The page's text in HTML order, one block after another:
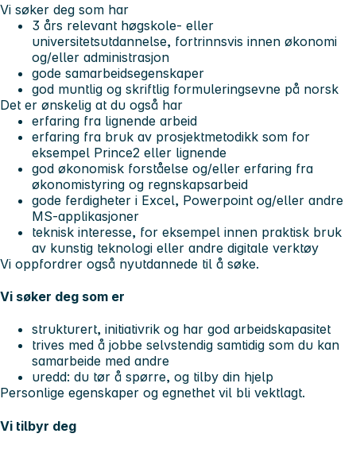
Vi søker deg som har
3 års relevant høgskole- eller
universitetsutdannelse, fortrinnsvis innen økonomi
og/eller administrasjon
gode samarbeidsegenskaper
god muntlig og skriftlig formuleringsevne på norsk
Det er ønskelig at du også har
erfaring fra lignende arbeid
erfaring fra bruk av prosjektmetodikk som for
eksempel Prince2 eller lignende
god økonomisk forståelse og/eller erfaring fra
økonomistyring og regnskapsarbeid
gode ferdigheter i Excel, Powerpoint og/eller andre
MS-applikasjoner
teknisk interesse, for eksempel innen praktisk bruk
av kunstig teknologi eller andre digitale verktøy
Vi oppfordrer også nyutdannede til å søke.
Vi søker deg som er
strukturert, initiativrik og har god arbeidskapasitet
trives med å jobbe selvstendig samtidig som du kan
samarbeide med andre
uredd: du tør å spørre, og tilby din hjelp
Personlige egenskaper og egnethet vil bli vektlagt.
Vi tilbyr deg